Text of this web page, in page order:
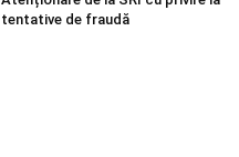
tentative de fraudă